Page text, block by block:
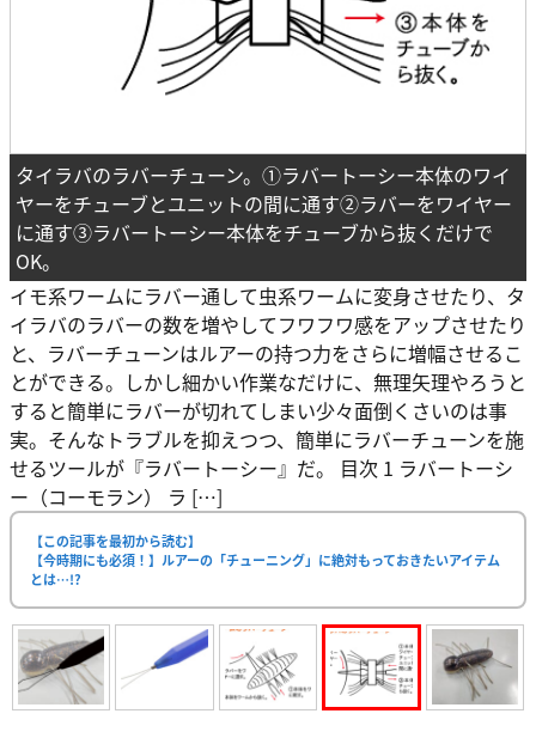
タイラバのラバーチューン。①ラバートーシー本体のワイ
ヤーをチューブとユニットの間に通す②ラバーをワイヤー
に通す③ラバートーシー本体をチューブから抜くだけで
OK。
イモ系ワームにラバー通して虫系ワームに変身させたり、タ
イラバのラバーの数を増やしてフワフワ感をアップさせたり
と、ラバーチューンはルアーの持つ力をさらに増幅させるこ
とができる。しかし細かい作業なだけに、無理矢理やろうと
すると簡単にラバーが切れてしまい少々面倒くさいのは事
実。そんなトラブルを抑えつつ、簡単にラバーチューンを施
せるツールが『ラバートーシー』だ。 目次 1 ラバートーシ
ー（コーモラン） ラ […]
【この記事を最初から読む】
【今時期にも必須！】ルアーの「チューニング」に絶対もっておきたいアイテム
とは…!?